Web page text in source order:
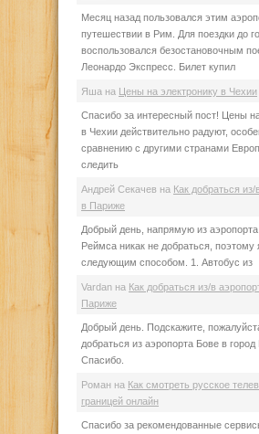
Месяц назад пользовался этим
путешествии в Рим. Для поездки до
воспользовался безостановочным
Леонардо Экспресс. Билет купил
Яша на Цены на электронику в Чехии
Спасибо за интересный пост! Цены
в Чехии действительно радуют,
сравнению с другими странами
следить
Андрей Секачев на Как добраться
в Париже
Добрый день, напрямую из
Реймса никак не добраться, поэтому
следующим способом. 1. Автобус из
Vardan на Как добраться из/в
Париже
Добрый день. Подскажите,
добраться из аэропорта Бове в
Спасибо.
Роман на Как смотреть русское
границей онлайн
Спасибо за рекомендованные